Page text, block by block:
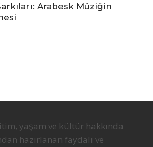
Arabesk Müziğin
yaşam ve kültür hakkında
hazırlanan faydalı ve